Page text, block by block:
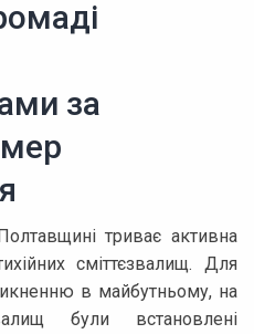
за
триває активна
сміттєзвалищ. Для
в майбутньому, на
були встановлені